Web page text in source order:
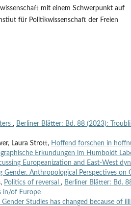
mit einem Schwerpunkt auf
für Politikwissenschaft der Freien
, Berliner Blätter: Bd. 88 (2023):
Laura Strott, Hoffend forschen in
Erkundungen im Humboldt
Europeanization and East-West
Gender. Anthropological Perspectives on
Politics of reversal , Berliner Blätter: Bd.
in/of Europe
Gender Studies has changed because of